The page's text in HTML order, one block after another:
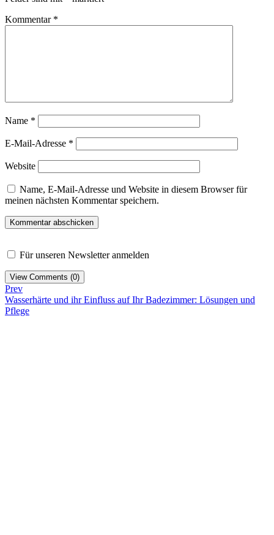
Kommentar *
Name *
E-Mail-Adresse *
Website
Name, E-Mail-Adresse und Website in diesem Browser für
meinen nächsten Kommentar speichern.
Für unseren Newsletter anmelden
View Comments (0)
Prev
Wasserhärte und ihr Einfluss auf Ihr Badezimmer: Lösungen und
Pflege